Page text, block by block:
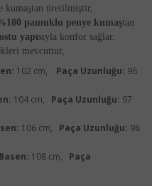
kumaştan üretilmiştir,
pamuklu penye kumaştan
yapısıyla konfor sağlar.
mevcuttur,
102 cm, Paça Uzunluğu: 96
104 cm, Paça Uzunluğu: 97
106 cm, Paça Uzunluğu: 98
Basen: 108 cm, Paça